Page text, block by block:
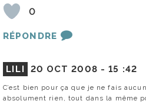
0
RÉPONDRE
LILI 20 OCT 2008 -15 :42
C’est bien pour ça que je ne fais
absolument rien, tout dans la même